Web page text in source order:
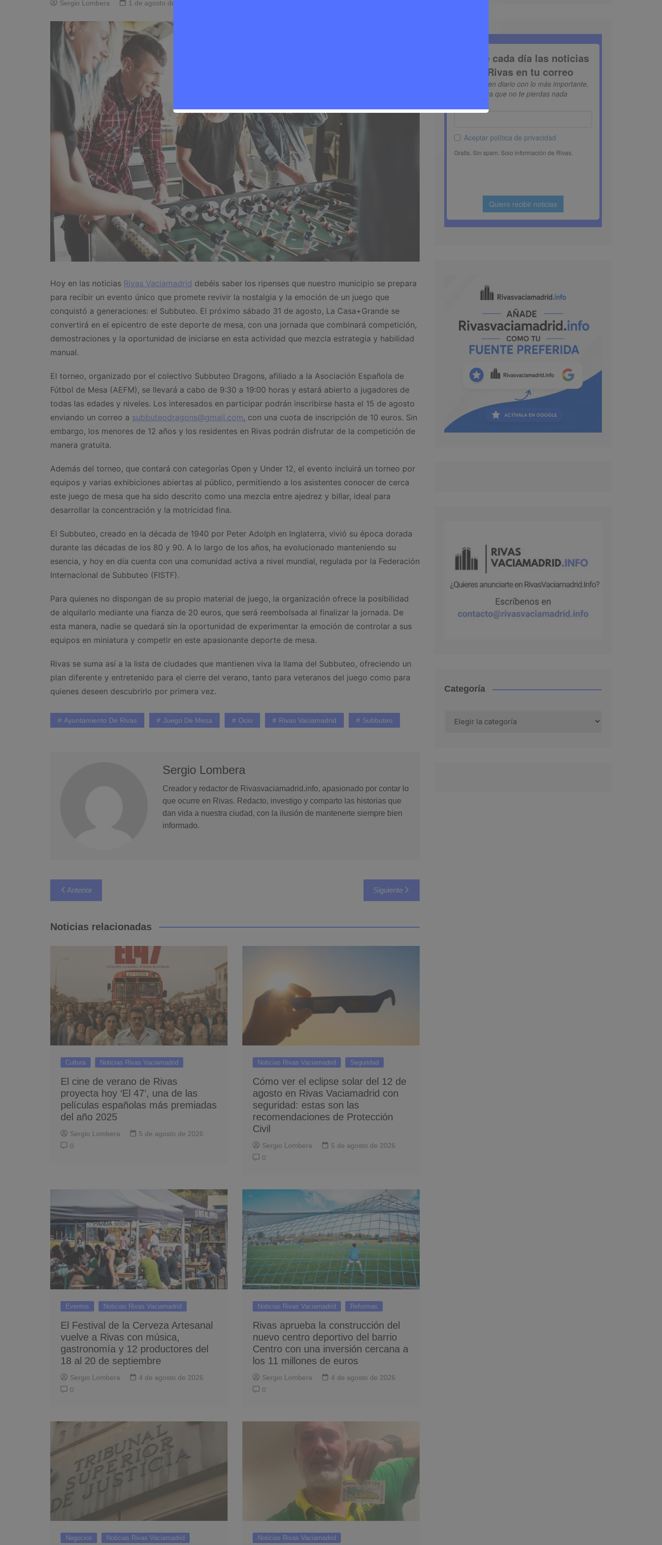
Sergio Lombera 1 de agosto de 2024
Hoy en las noticias Rivas Vaciamadrid debéis saber los ripenses que nuestro municipio se prepara
para recibir un evento único que promete revivir la nostalgia y la emoción de un juego que
conquistó a generaciones: el Subbuteo. El próximo sábado 31 de agosto, La Casa+Grande se
convertirá en el epicentro de este deporte de mesa, con una jornada que combinará competición,
demostraciones y la oportunidad de iniciarse en esta actividad que mezcla estrategia y habilidad
manual.
El torneo, organizado por el colectivo Subbuteo Dragons, afiliado a la Asociación Española de
Fútbol de Mesa (AEFM), se llevará a cabo de 9:30 a 19:00 horas y estará abierto a jugadores de
todas las edades y niveles. Los interesados en participar podrán inscribirse hasta el 15 de agosto
enviando un correo a subbuteodragons@gmail.com, con una cuota de inscripción de 10 euros. Sin
embargo, los menores de 12 años y los residentes en Rivas podrán disfrutar de la competición de
manera gratuita.
Además del torneo, que contará con categorías Open y Under 12, el evento incluirá un torneo por
equipos y varias exhibiciones abiertas al público, permitiendo a los asistentes conocer de cerca
este juego de mesa que ha sido descrito como una mezcla entre ajedrez y billar, ideal para
desarrollar la concentración y la motricidad fina.
El Subbuteo, creado en la década de 1940 por Peter Adolph en Inglaterra, vivió su época dorada
durante las décadas de los 80 y 90. A lo largo de los años, ha evolucionado manteniendo su
esencia, y hoy en día cuenta con una comunidad activa a nivel mundial, regulada por la Federación
Internacional de Subbuteo (FISTF).
Para quienes no dispongan de su propio material de juego, la organización ofrece la posibilidad
de alquilarlo mediante una fianza de 20 euros, que será reembolsada al finalizar la jornada. De
esta manera, nadie se quedará sin la oportunidad de experimentar la emoción de controlar a sus
equipos en miniatura y competir en este apasionante deporte de mesa.
Rivas se suma así a la lista de ciudades que mantienen viva la llama del Subbuteo, ofreciendo un
plan diferente y entretenido para el cierre del verano, tanto para veteranos del juego como para
quienes deseen descubrirlo por primera vez.
Ayuntamiento De Rivas Juego De Mesa Ocio Rivas Vaciamadrid Subbuteo
Sergio Lombera
Creador y redactor de Rivasvaciamadrid.info, apasionado por contar lo
que ocurre en Rivas. Redacto, investigo y comparto las historias que
dan vida a nuestra ciudad, con la ilusión de mantenerte siempre bien
informado.
Navegación
de
entradas
Anterior Siguiente
Noticias relacionadas
Cultura Noticias Rivas Vaciamadrid
El cine de verano de Rivas
proyecta hoy ‘El 47’, una de las
películas españolas más premiadas
del año 2025
Sergio Lombera
5 de agosto de 2026
0
Noticias Rivas Vaciamadrid Seguridad
Cómo ver el eclipse solar del 12 de
agosto en Rivas Vaciamadrid con
seguridad: estas son las
recomendaciones de Protección
Civil
Sergio Lombera
5 de agosto de 2026
0
Eventos Noticias Rivas Vaciamadrid
El Festival de la Cerveza Artesanal
vuelve a Rivas con música,
gastronomía y 12 productores del
18 al 20 de septiembre
Sergio Lombera
4 de agosto de 2026
0
Noticias Rivas Vaciamadrid Reformas
Rivas aprueba la construcción del
nuevo centro deportivo del barrio
Centro con una inversión cercana a
los 11 millones de euros
Sergio Lombera
4 de agosto de 2026
0
Negocios Noticias Rivas Vaciamadrid Noticias Rivas Vaciamadrid
Categoría